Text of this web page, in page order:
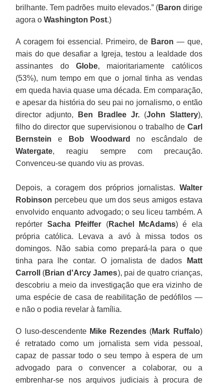
brilhante. Tem padrões muito elevados.” (Baron dirige
agora oWashington Post.)
A coragem foi essencial. Primeiro, de Baron — que,
mais do que desafiar a Igreja, testou a lealdade dos
assinantes do Globe, maioritariamente católicos
(53%), num tempo em que o jornal tinha as vendas
em queda havia quase uma década. Em comparação,
e apesar da história do seu pai no jornalismo, o então
director adjunto,
Ben Bradlee Jr.(John Slattery),
filho do director que supervisionou o trabalho de Carl
Bernstein e Bob Woodward
no escândalo de
Watergate, reagiu sempre com precaução.
Convenceu-se quando viu as provas.
Depois, a coragem dos próprios jornalistas. Walter
Robinson percebeu que um dos seus amigos estava
envolvido enquanto advogado; o seu liceu também. A
repórter Sacha Pfeiffer (Rachel McAdams) é ela
própria católica. Levava a avó à missa todos os
domingos. Não sabia como prepará-la para o que
tinha para lhe contar. O jornalista de dados
Matt
Carroll
(Brian d'Arcy James), pai de quatro crianças,
descobriu a meio da investigação que era vizinho de
uma espécie de casa de reabilitação de pedófilos —
e não o podia revelar à família.
O luso-descendente Mike Rezendes (Mark Ruffalo)
é retratado como um jornalista sem vida pessoal,
capaz de passar todo o seu tempo à espera de um
advogado para o convencer a colaborar, ou a
embrenhar-se nos arquivos judiciais à procura de